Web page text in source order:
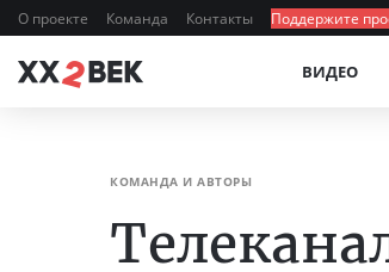
О проекте Команда Контакты Поддержите
ВИДЕО
КОМАНДА И АВТОРЫ